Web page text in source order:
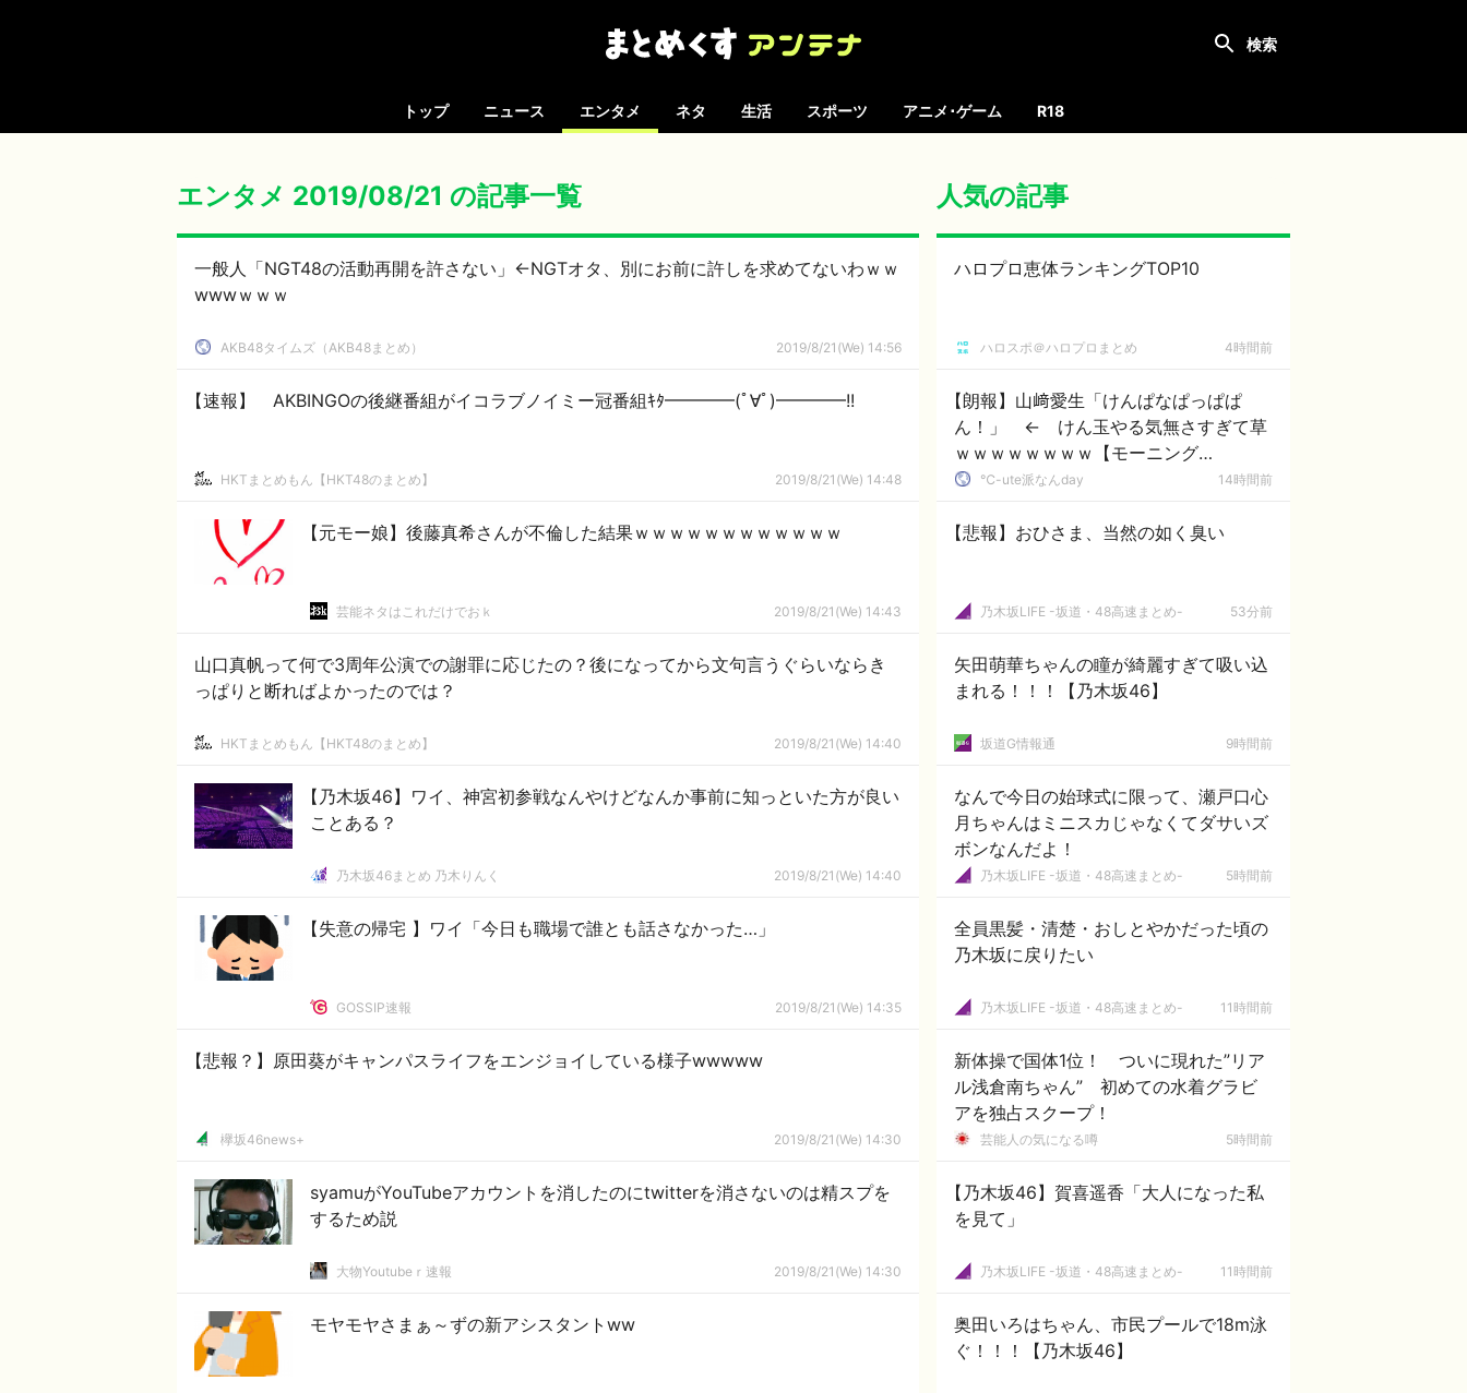
トップ ニュース エンタメ ネタ 生活 スポーツ アニメ･ゲーム R18
エンタメ 2019/08/21 の記事一覧
一般人「NGT48の活動再開を許さない」←NGTオタ、別にお前に許しを求めてないわｗｗ
wwwｗｗｗ
AKB48タイムズ（AKB48まとめ） 2019/8/21(We) 14:56
【速報】 AKBINGOの後継番組がイコラブノイミー冠番組ｷﾀ━━━━(ﾟ∀ﾟ)━━━━!!
HKTまとめもん【HKT48のまとめ】 2019/8/21(We) 14:48
【元モー娘】後藤真希さんが不倫した結果ｗｗｗｗｗｗｗｗｗｗｗｗ
芸能ネタはこれだけでおｋ 2019/8/21(We) 14:43
山口真帆って何で3周年公演での謝罪に応じたの？後になってから文句言うぐらいならき
っぱりと断ればよかったのでは？
HKTまとめもん【HKT48のまとめ】 2019/8/21(We) 14:40
【乃木坂46】ワイ、神宮初参戦なんやけどなんか事前に知っといた方が良い
ことある？
乃木坂46まとめ 乃木りんく 2019/8/21(We) 14:40
【失意の帰宅 】ワイ「今日も職場で誰とも話さなかった…」
GOSSIP速報 2019/8/21(We) 14:35
【悲報？】原田葵がキャンパスライフをエンジョイしている様子wwwww
欅坂46news+ 2019/8/21(We) 14:30
syamuがYouTubeアカウントを消したのにtwitterを消さないのは精スプを
するため説
大物Youtubeｒ速報 2019/8/21(We) 14:30
モヤモヤさまぁ～ずの新アシスタントww
人気の記事
ハロプロ恵体ランキングTOP10
ハロスポ＠ハロプロまとめ 4時間前
【朗報】山﨑愛生「けんぱなぱっぱぱ
ん！」 ← けん玉やる気無さすぎて草
ｗｗｗｗｗｗｗｗ【モーニング
娘。'26】
℃-ute派なんday 14時間前
【悲報】おひさま、当然の如く臭い
乃木坂LIFE -坂道・48高速まとめ- 53分前
矢田萌華ちゃんの瞳が綺麗すぎて吸い込
まれる！！！【乃木坂46】
坂道G情報通 9時間前
なんで今日の始球式に限って、瀬戸口心
月ちゃんはミニスカじゃなくてダサいズ
ボンなんだよ！
乃木坂LIFE -坂道・48高速まとめ- 5時間前
全員黒髪・清楚・おしとやかだった頃の
乃木坂に戻りたい
乃木坂LIFE -坂道・48高速まとめ- 11時間前
新体操で国体1位！ ついに現れた”リア
ル浅倉南ちゃん” 初めての水着グラビ
アを独占スクープ！
芸能人の気になる噂 5時間前
【乃木坂46】賀喜遥香「大人になった私
を見て」
乃木坂LIFE -坂道・48高速まとめ- 11時間前
奥田いろはちゃん、市民プールで18m泳
ぐ！！！【乃木坂46】